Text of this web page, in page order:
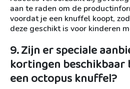
aan te raden om de
voordat je een knuffel koopt,
deze geschikt is voor kinderen
9. Zijn er speciale
kortingen beschikbaar
een octopus knuffel?